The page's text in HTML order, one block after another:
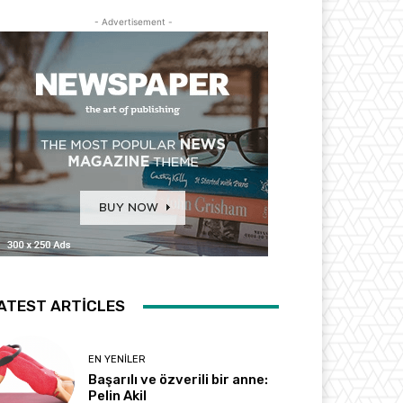
- Advertisement -
ARTICLES
EN YENILER
Başarılı ve özverili bir anne:
Pelin Akil